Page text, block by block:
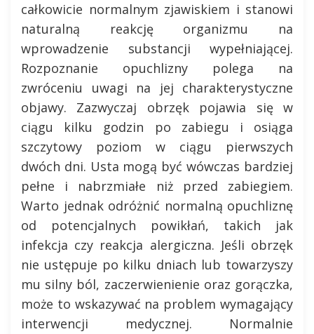
całkowicie normalnym zjawiskiem i stanowi
naturalną reakcję organizmu na
wprowadzenie substancji wypełniającej.
Rozpoznanie opuchlizny polega na
zwróceniu uwagi na jej charakterystyczne
objawy. Zazwyczaj obrzęk pojawia się w
ciągu kilku godzin po zabiegu i osiąga
szczytowy poziom w ciągu pierwszych
dwóch dni. Usta mogą być wówczas bardziej
pełne i nabrzmiałe niż przed zabiegiem.
Warto jednak odróżnić normalną opuchliznę
od potencjalnych powikłań, takich jak
infekcja czy reakcja alergiczna. Jeśli obrzęk
nie ustępuje po kilku dniach lub towarzyszy
mu silny ból, zaczerwienienie oraz gorączka,
może to wskazywać na problem wymagający
interwencji medycznej. Normalnie